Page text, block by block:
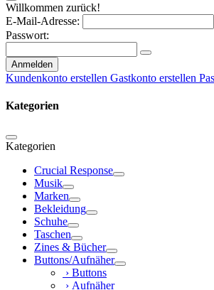
Willkommen zurück!
E-Mail-Adresse:
Passwort:
Anmelden
Kundenkonto erstellen Gastkonto erstellen
Kategorien
Kategorien
Crucial Response
Musik
Marken
Bekleidung
Schuhe
Taschen
Zines & Bücher
Buttons/Aufnäher
› Buttons
› Aufnäher